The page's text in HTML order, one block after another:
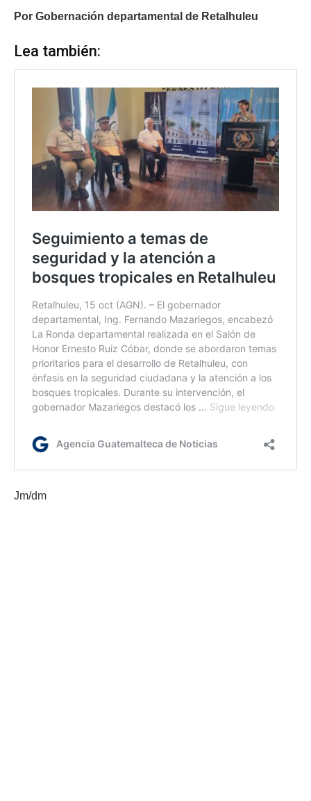
Por Gobernación departamental de Retalhuleu
Lea también:
Jm/dm